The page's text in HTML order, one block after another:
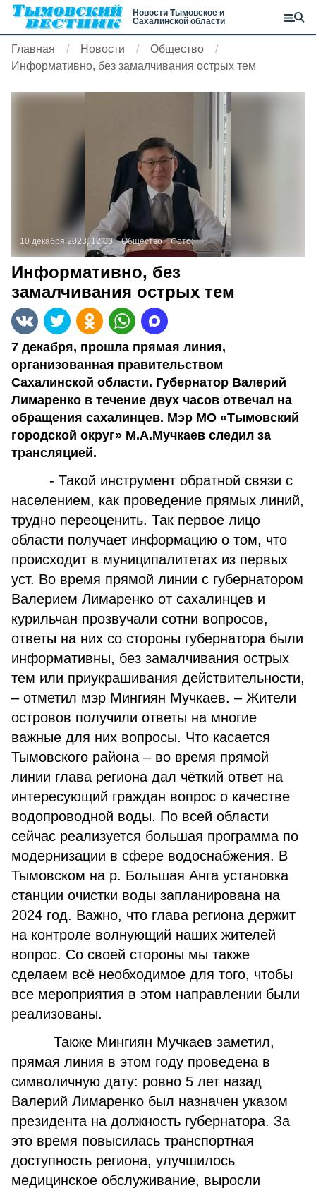
Новости Тымовское и
Сахалинской области
Главная Новости
Общество
Информативно, без замалчивания острых тем
10 декабря 2023, 12:03 Общество Фото:
Информативно, без
замалчивания острых тем
7 декабря, прошла прямая линия,
организованная правительством
Сахалинской области. Губернатор Валерий
Лимаренко в течение двух часов отвечал на
обращения сахалинцев. Мэр МО «Тымовский
городской округ» М.А.Мучкаев следил за
трансляцией.
- Такой инструмент обратной связи с
населением, как проведение прямых линий,
трудно переоценить. Так первое лицо
области получает информацию о том, что
происходит в муниципалитетах из первых
уст. Во время прямой линии с губернатором
Валерием Лимаренко от сахалинцев и
курильчан прозвучали сотни вопросов,
ответы на них со стороны губернатора были
информативны, без замалчивания острых
тем или приукрашивания действительности,
– отметил мэр Мингиян Мучкаев. – Жители
островов получили ответы на многие
важные для них вопросы. Что касается
Тымовского района – во время прямой
линии глава региона дал чёткий ответ на
интересующий граждан вопрос о качестве
водопроводной воды. По всей области
сейчас реализуется большая программа по
модернизации в сфере водоснабжения. В
Тымовском на р. Большая Анга установка
станции очистки воды запланирована на
2024 год. Важно, что глава региона держит
на контроле волнующий наших жителей
вопрос. Со своей стороны мы также
сделаем всё необходимое для того, чтобы
все мероприятия в этом направлении были
реализованы.
Также Мингиян Мучкаев заметил,
прямая линия в этом году проведена в
символичную дату: ровно 5 лет назад
Валерий Лимаренко был назначен указом
президента на должность губернатора. За
это время повысилась транспортная
доступность региона, улучшилось
медицинское обслуживание, выросли